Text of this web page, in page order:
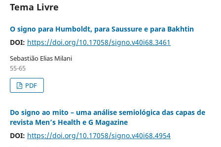
Tema Livre
O signo para Humboldt, para Saussure e para Bakhtin
DOI: https://doi.org/10.17058/signo.v40i68.3461
Sebastião Elias Milani
55-65
PDF
Do signo ao mito – uma análise semiológica das capas de
revista Men’s Health e G Magazine
DOI: https://doi.org/10.17058/signo.v40i68.4954